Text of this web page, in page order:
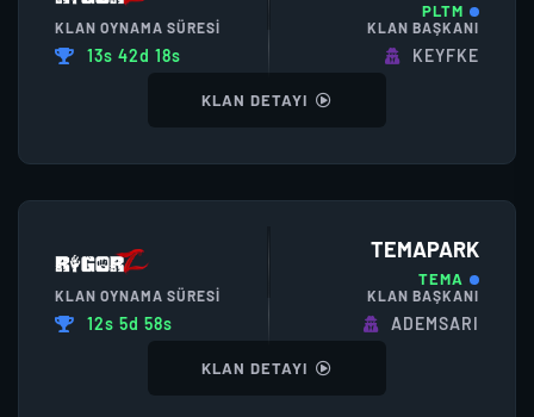
PLTM
KLAN OYNAMA SÜRESI
13s 42d 18s
KLAN BAŞKANI
KEYFKE
KLAN DETAYI
TEMAPARK
TEMA
KLAN OYNAMA SÜRESI
12s 5d 58s
KLAN BAŞKANI
ADEMSARI
KLAN DETAYI